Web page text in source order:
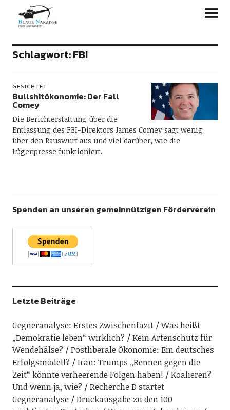
Blaue Narzisse
Schlagwort:FBI
GESICHTET
Bullshitökonomie: Der Fall
Comey
Die Berichterstattung über die
Entlassung des FBI-Direktors James Comey sagt wenig
über den Rauswurf aus und viel darüber, wie die
Lügenpresse funktioniert.
Spenden an unseren gemeinnützigen Förderverein
Letzte Beiträge
Gegneranalyse: Erstes Zwischenfazit
Was heißt
„Demokratie leben“ wirklich?
Kein Artenschutz für
Wendehälse?
Postliberale Ökonomie: Ein deutsches
Erfolgsmodell?
Iran: Trumps „Rennen gegen die
Zeit“ könnte verheerende Folgen haben!
Koalieren?
Und wenn ja, wie?
Recherche D startet
Gegneranalyse
Druckausgabe zu den 100